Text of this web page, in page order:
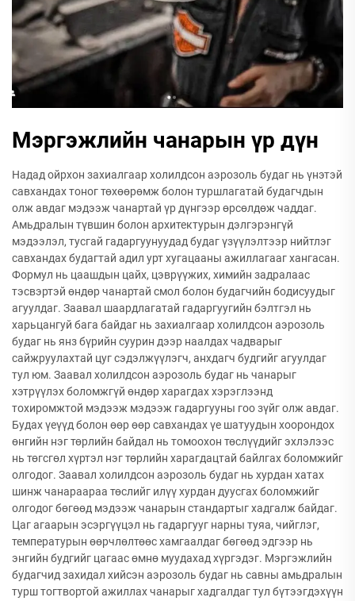
Мэргэжлийн чанарын үр дүн
Надад ойрхон захиалгаар холилдсон аэрозоль будаг нь үнэтэй
савхандах тоног төхөөрөмж болон туршлагатай будагчдын
олж авдаг мэдээж чанартай үр дүнгээр өрсөлдөж чаддаг.
Амьдралын түвшин болон архитектурын дэлгэрэнгүй
мэдээлэл, тусгай гадаргуунуудад будаг үзүүлэлтээр нийтлэг
савхандах будагтай адил урт хугацааны ажиллагааг хангасан.
Формул нь цаашдын цайх, цэврүүжих, химийн задралаас
тэсвэртэй өндөр чанартай смол болон будагчийн бодисуудыг
агуулдаг. Заавал шаардлагатай гадаргуугийн бэлтгэл нь
харьцангуй бага байдаг нь захиалгаар холилдсон аэрозоль
будаг нь янз бүрийн суурин дээр наалдах чадварыг
сайжруулахтай цуг сэдэлжүүлэгч, анхдагч будгийг агуулдаг
тул юм. Заавал холилдсон аэрозоль будаг нь чанарыг
хэтрүүлэх боломжгүй өндөр харагдах хэрэглээнд
тохиромжтой мэдээж мэдээж гадаргууны гоо зүйг олж авдаг.
Будах үеүүд болон өөр өөр савхандах үе шатуудын хоорондох
өнгийн нэг төрлийн байдал нь томоохон төслүүдийг эхлэлээс
нь төгсгөл хүртэл нэг төрлийн харагдацтай байлгах боломжийг
олгодог. Заавал холилдсон аэрозоль будаг нь хурдан хатах
шинж чанараараа төслийг илүү хурдан дуусгах боломжийг
олгодог бөгөөд мэдээж чанарын стандартыг хадгалж байдаг.
Цаг агаарын эсэргүүцэл нь гадаргууг нарны туяа, чийглэг,
температурын өөрчлөлтөөс хамгаалдаг бөгөөд эдгээр нь
энгийн будгийг цагаас өмнө муудахад хүргэдэг. Мэргэжлийн
будагчид захидал хийсэн аэрозоль будаг нь савны амьдралын
турш тогтвортой ажиллах чанарыг хадгалдаг тул бүтээгдэхүүн